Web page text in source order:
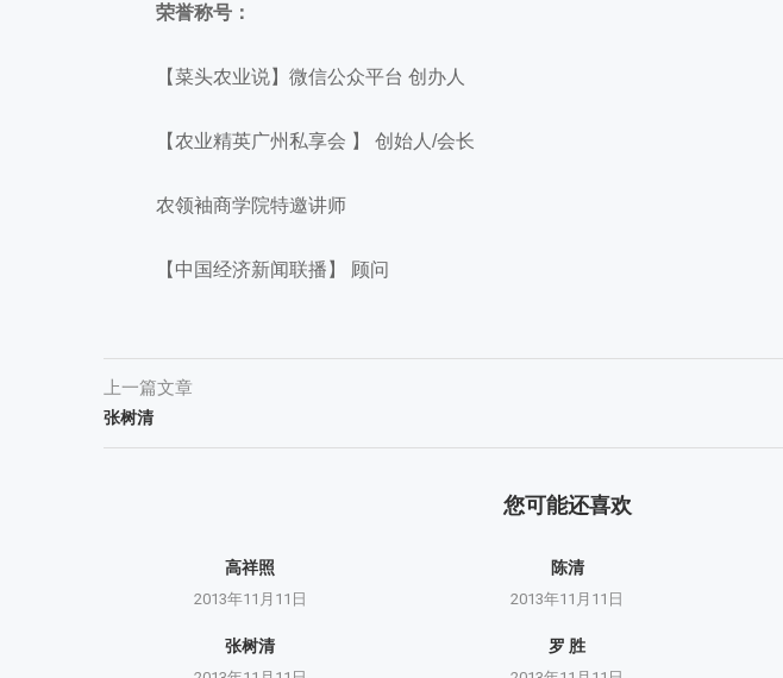
荣誉称号：
【菜头农业说】微信公众平台 创办人
【农业精英广州私享会 】 创始人/会长
农领袖商学院特邀讲师
【中国经济新闻联播】 顾问
上一篇文章
张树清
您可能还喜欢
高祥照
2013年11月11日
陈清
2013年11月11日
张树清 罗 胜